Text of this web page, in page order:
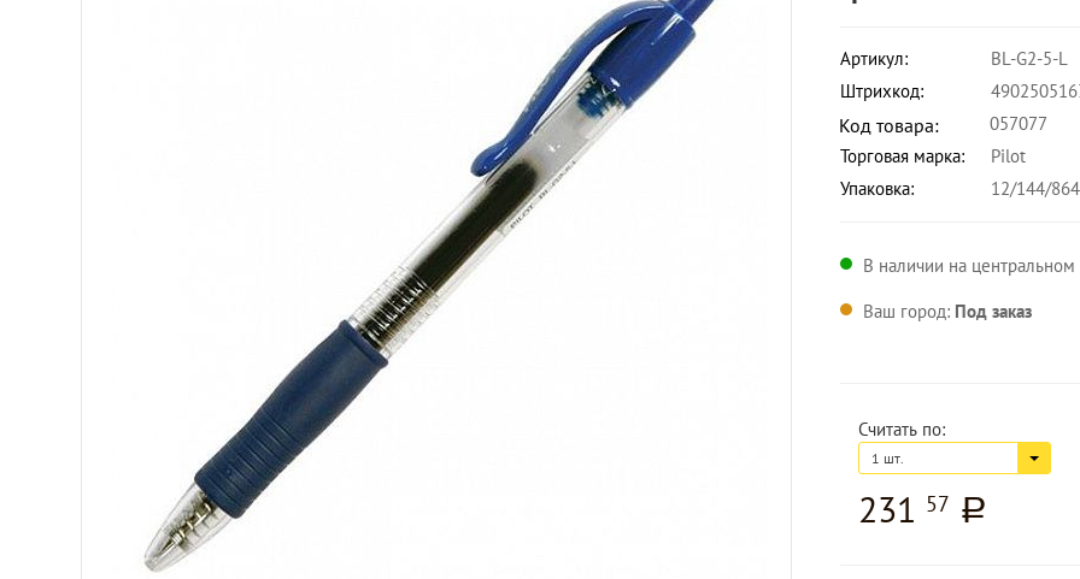
Артикул:
BL-G2-5-L
Штрихкод:
Код товара:
057077
Торговая марка:
Pilot
Упаковка:
12/144/864
В наличии на
Ваш город: Под заказ
Считать по:
1 шт.
231 57 a